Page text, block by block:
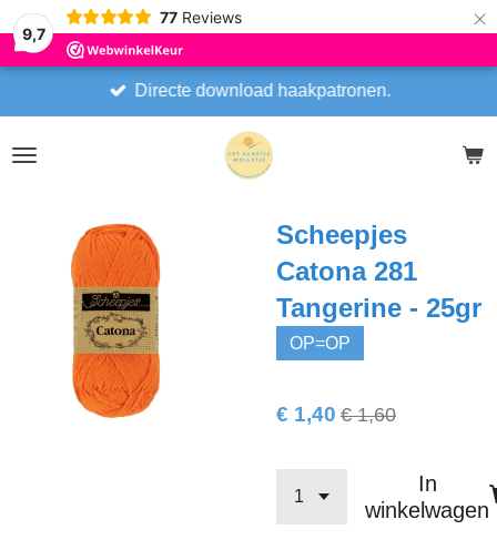
9,7
77 Reviews ×
Directe download haakpatronen.
Scheepjes
Catona 281
Tangerine - 25gr
OP=OP
€ 1,40 € 1,60
In
winkelwagen